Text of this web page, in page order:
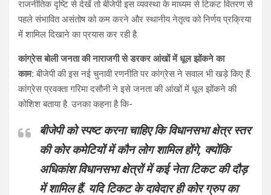
राजनीतिक दृष्टि से देखें तो बीजेपी इस व्यवस्था के माध्यम से टिकट वितरण से
पहले संभावित असंतोष को कम करने और स्थानीय नेतृत्व को निर्णय प्रक्रिया
में शामिल दिखाने का प्रयास कर रही है.
कांग्रेस बोली जनता की नाराजगी से डरकर आंखों में धूल झोंकने का
काम: बीजेपी की इस नई चुनावी रणनीति पर कांग्रेस ने सवाल भी खड़े किए हैं.
कांग्रेस प्रवक्ता गरिमा दसौनी ने इसे जनता की आंखों में धूल झोंकने की
कोशिश बताया है. उनका कहना है कि-
बीजेपी को स्पष्ट करना चाहिए कि विधानसभा क्षेत्र स्तर
की कोर कमेटियों में कौन लोग शामिल होंगे, क्योंकि
अधिकांश विधानसभा क्षेत्रों में कई नेता टिकट की दौड़
में शामिल हैं. यदि टिकट के दावेदार ही कोर ग्रुप का